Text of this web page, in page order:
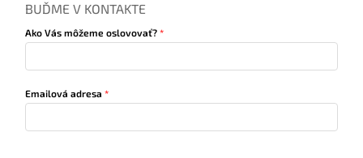
BUĎME V KONTAKTE
Ako Vás môžeme oslovovať?
Emailová adresa